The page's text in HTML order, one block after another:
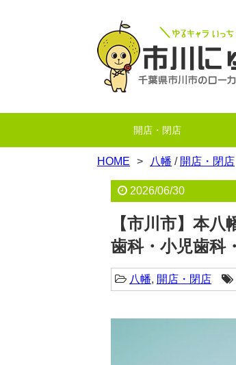
開店・閉店
HOME 八幡 / 開店・閉店
2026/06/30
【市川市】本
歯科・小児歯科
八幡, 開店・閉店